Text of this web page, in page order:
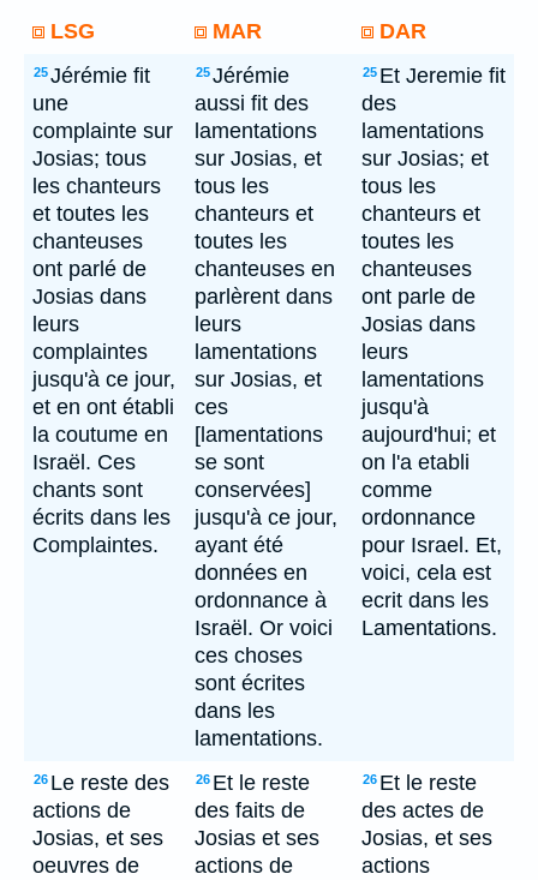
LSG MAR DAR
25Jérémie fit
une
complainte sur
Josias; tous
les chanteurs
et toutes les
chanteuses
ont parlé de
Josias dans
leurs
complaintes
jusqu'à ce jour,
et en ont établi
la coutume en
Israël. Ces
chants sont
écrits dans les
Complaintes.
25Jérémie
aussi fit des
lamentations
sur Josias, et
tous les
chanteurs et
toutes les
chanteuses en
parlèrent dans
leurs
lamentations
sur Josias, et
ces
[lamentations
se sont
conservées]
jusqu'à ce jour,
ayant été
données en
ordonnance à
Israël. Or voici
ces choses
sont écrites
dans les
lamentations.
25 Et Jeremie fit
des
lamentations
sur Josias; et
tous les
chanteurs et
toutes les
chanteuses
ont parle de
Josias dans
leurs
lamentations
jusqu'à
aujourd'hui; et
on l'a etabli
comme
ordonnance
pour Israel. Et,
voici, cela est
ecrit dans les
Lamentations.
26 Le reste des
actions de
Josias, et ses
oeuvres de
26 Et le reste
des faits de
Josias et ses
actions de
26 Et le reste
des actes de
Josias, et ses
actions